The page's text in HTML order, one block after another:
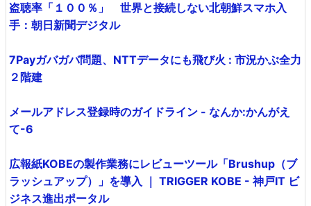
盗聴率「１００％」 世界と接続しない北朝鮮スマホ入
手：朝日新聞デジタル
7Payガバガバ問題、NTTデータにも飛び火 : 市況かぶ全力
２階建
メールアドレス登録時のガイドライン - なんか:かんがえ
て-6
広報紙KOBEの製作業務にレビューツール「Brushup（ブ
ラッシュアップ）」を導入 ｜ TRIGGER KOBE - 神戸IT ビ
ジネス進出ポータル